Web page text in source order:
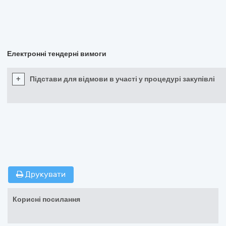
Електронні тендерні вимоги
+ Підстави для відмови в участі у процедурі закупівлі
Друкувати
Корисні посилання